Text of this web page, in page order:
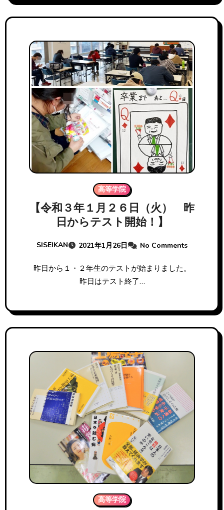
高等学院
【令和３年１月２６日（火） 昨
日からテスト開始！】
SISEIKAN 2021年1月26日 No Comments
昨日から１・２年生のテストが始まりました。
昨日はテスト終了…
高等学院